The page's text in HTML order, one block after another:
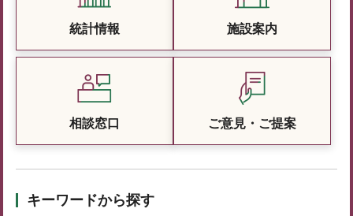
統計情報 施設案内
相談窓口 ご意見・ご提案
キーワードから探す